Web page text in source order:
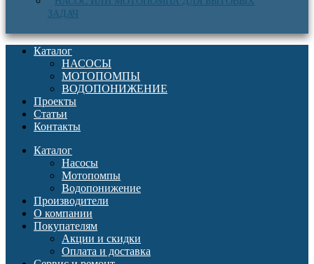
ЗАДАЧ
Каталог
НАСОСЫ
МОТОПОМПЫ
ВОДОПОНИЖЕНИЕ
Проекты
Статьи
Контакты
Каталог
Насосы
Мотопомпы
Водопонижение
Производители
О компании
Покупателям
Акции и скидки
Оплата и доставка